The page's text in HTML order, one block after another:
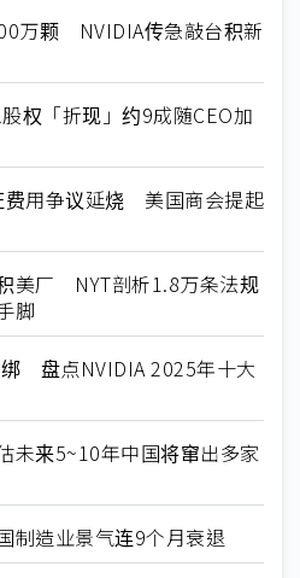
万颗 NVIDIA传急敲台积新
权「折现」约9成随CEO加
费用争议延烧 美国商会提起
美厂 NYT剖析1.8万条法规
脚
盘点NVIDIA 2025年十大
来5~10年中国将窜出多家
造业景气连9个月衰退